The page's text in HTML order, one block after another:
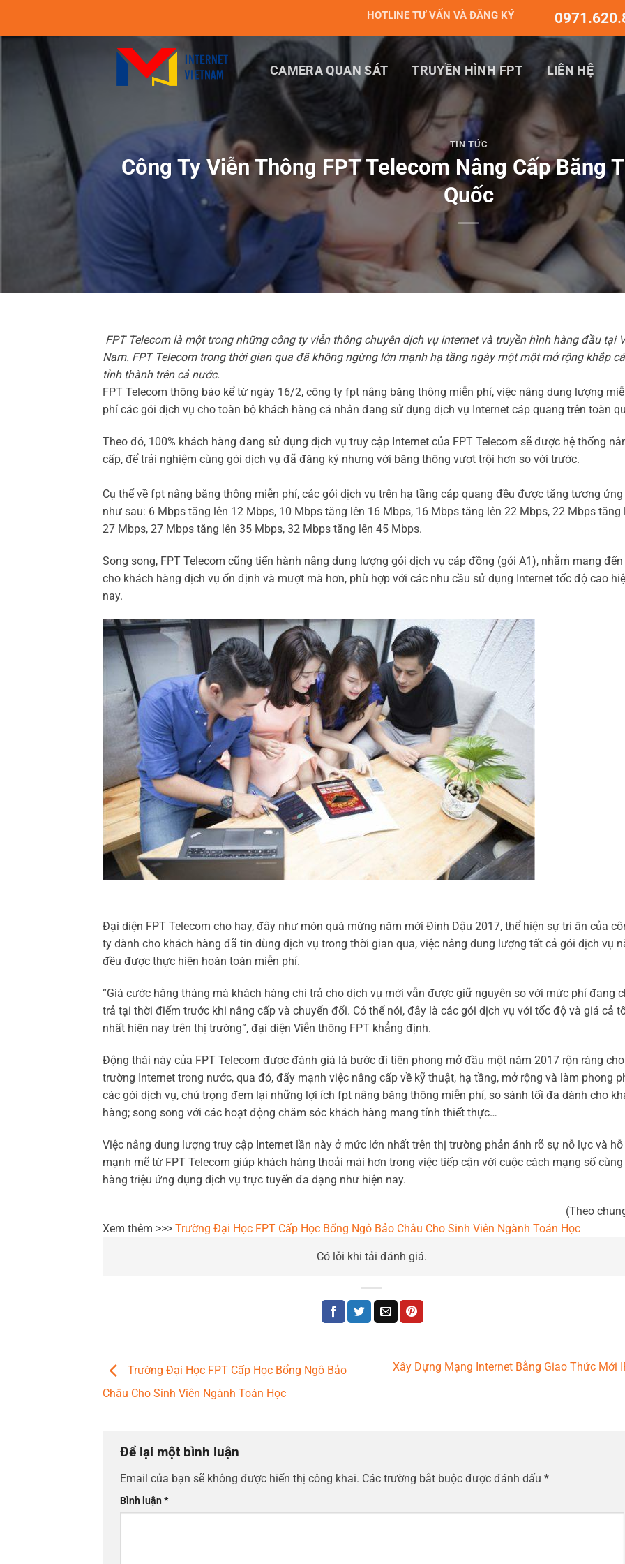
HOTLINE TƯ VẤN VÀ ĐĂNG KÝ
CAMERA QUAN SÁT TRUYỀN HÌNH FPT LIÊN HỆ
TIN TỨC
Công Ty Viễn Thông FPT Telecom Nâng Cấp Băng
Quốc
FPT Telecom là một trong những công ty viễn thông chuyên dịch vụ internet và truyền hình hàng đầu tại
Nam. FPT Telecom trong thời gian qua đã không ngừng lớn mạnh hạ tầng ngày một một mở rộng khắp
tỉnh thành trên cả nước.
FPT Telecom thông báo kể từ ngày 16/2, công ty fpt nâng băng thông miễn phí, việc nâng dung lượng
phí các gói dịch vụ cho toàn bộ khách hàng cá nhân đang sử dụng dịch vụ Internet cáp quang trên toàn
Theo đó, 100% khách hàng đang sử dụng dịch vụ truy cập Internet của FPT Telecom sẽ được hệ thống
cấp, để trải nghiệm cùng gói dịch vụ đã đăng ký nhưng với băng thông vượt trội hơn so với trước.
Cụ thể về fpt nâng băng thông miễn phí, các gói dịch vụ trên hạ tầng cáp quang đều được tăng tương ứng
như sau: 6 Mbps tăng lên 12 Mbps, 10 Mbps tăng lên 16 Mbps, 16 Mbps tăng lên 22 Mbps, 22 Mbps tăng
27 Mbps, 27 Mbps tăng lên 35 Mbps, 32 Mbps tăng lên 45 Mbps.
Song song, FPT Telecom cũng tiến hành nâng dung lượng gói dịch vụ cáp đồng (gói A1), nhằm mang đến
cho khách hàng dịch vụ ổn định và mượt mà hơn, phù hợp với các nhu cầu sử dụng Internet tốc độ cao
nay.
Đại diện FPT Telecom cho hay, đây như món quà mừng năm mới Đinh Dậu 2017, thể hiện sự tri ân của
ty dành cho khách hàng đã tin dùng dịch vụ trong thời gian qua, việc nâng dung lượng tất cả gói dịch vụ
đều được thực hiện hoàn toàn miễn phí.
“Giá cước hằng tháng mà khách hàng chi trả cho dịch vụ mới vẫn được giữ nguyên so với mức phí đang
trả tại thời điểm trước khi nâng cấp và chuyển đổi. Có thể nói, đây là các gói dịch vụ với tốc độ và giá cả
nhất hiện nay trên thị trường”, đại diện Viễn thông FPT khẳng định.
Động thái này của FPT Telecom được đánh giá là bước đi tiên phong mở đầu một năm 2017 rộn ràng
trường Internet trong nước, qua đó, đẩy mạnh việc nâng cấp về kỹ thuật, hạ tầng, mở rộng và làm phong
các gói dịch vụ, chú trọng đem lại những lợi ích fpt nâng băng thông miễn phí, so sánh tối đa dành cho
hàng; song song với các hoạt động chăm sóc khách hàng mang tính thiết thực…
Việc nâng dung lượng truy cập Internet lần này ở mức lớn nhất trên thị trường phản ánh rõ sự nỗ lực và
mạnh mẽ từ FPT Telecom giúp khách hàng thoải mái hơn trong việc tiếp cận với cuộc cách mạng số cùng
hàng triệu ứng dụng dịch vụ trực tuyến đa dạng như hiện nay.
(Theo
Xem thêm >>> Trường Đại Học FPT Cấp Học Bổng Ngô Bảo Châu Cho Sinh Viên Ngành Toán Học
Có lỗi khi tải đánh giá.
Trường Đại Học FPT Cấp Học Bổng Ngô Bảo
Châu Cho Sinh Viên Ngành Toán Học
Xây Dựng Mạng Internet Bằng Giao Thức Mới
Để lại một bình luận
Email của bạn sẽ không được hiển thị công khai. Các trường bắt buộc được đánh dấu *
Bình luận*